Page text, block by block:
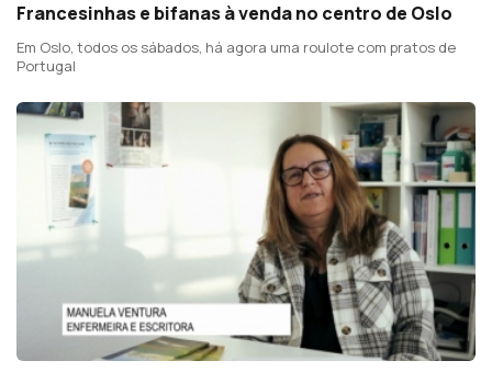
Francesinhas e bifanas à venda no centro de Oslo
Em Oslo, todos os sábados, há agora uma roulote com pratos de
Portugal